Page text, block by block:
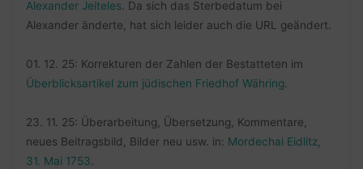
Alexander Jeiteles. Da sich das Sterbedatum bei
Alexander änderte, hat sich leider auch die URL geändert.
01. 12. 25: Korrekturen der Zahlen der Bestatteten im
Überblicksartikel zum jüdischen Friedhof Währing.
23. 11. 25: Überarbeitung, Übersetzung, Kommentare,
neues Beitragsbild, Bilder neu usw. in: Mordechai Eidlitz,
31. Mai 1753.